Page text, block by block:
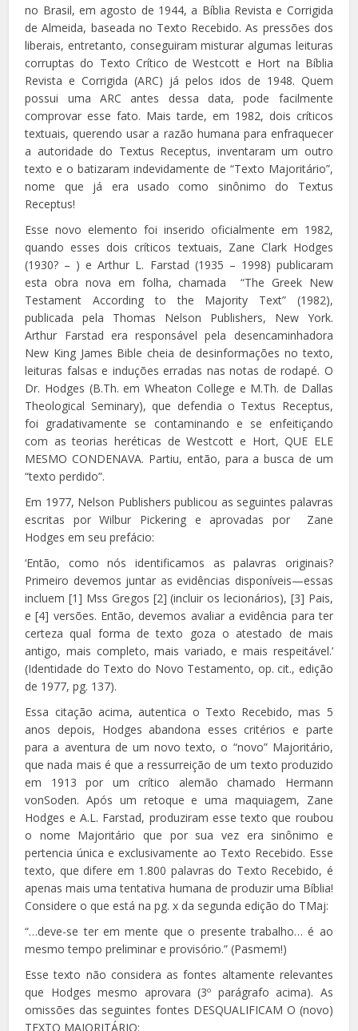
no Brasil, em agosto de 1944, a Bíblia Revista e Corrigida
de Almeida, baseada no Texto Recebido. As pressões dos
liberais, entretanto, conseguiram misturar algumas leituras
corruptas do Texto Crítico de Westcott e Hort na Bíblia
Revista e Corrigida (ARC) já pelos idos de 1948. Quem
possui uma ARC antes dessa data, pode facilmente
comprovar esse fato. Mais tarde, em 1982, dois críticos
textuais, querendo usar a razão humana para enfraquecer
a autoridade do Textus Receptus, inventaram um outro
texto e o batizaram indevidamente de “Texto Majoritário”,
nome que já era usado como sinônimo do Textus
Receptus!
Esse novo elemento foi inserido oficialmente em 1982,
quando esses dois críticos textuais, Zane Clark Hodges
(1930? – ) e Arthur L. Farstad (1935 – 1998) publicaram
esta obra nova em folha, chamada “The Greek New
Testament According to the Majority Text” (1982),
publicada pela Thomas Nelson Publishers, New York.
Arthur Farstad era responsável pela desencaminhadora
New King James Bible cheia de desinformações no texto,
leituras falsas e induções erradas nas notas de rodapé. O
Dr. Hodges (B.Th. em Wheaton College e M.Th. de Dallas
Theological Seminary), que defendia o Textus Receptus,
foi gradativamente se contaminando e se enfeitiçando
com as teorias heréticas de Westcott e Hort, QUE ELE
MESMO CONDENAVA. Partiu, então, para a busca de um
“texto perdido”.
Em 1977, Nelson Publishers publicou as seguintes palavras
escritas por Wilbur Pickering e aprovadas por Zane
Hodges em seu prefácio:
‘Então, como nós identificamos as palavras originais?
Primeiro devemos juntar as evidências disponíveis—essas
incluem [1] Mss Gregos [2] (incluir os lecionários), [3] Pais,
e [4] versões. Então, devemos avaliar a evidência para ter
certeza qual forma de texto goza o atestado de mais
antigo, mais completo, mais variado, e mais respeitável.’
(Identidade do Texto do Novo Testamento, op. cit., edição
de 1977, pg. 137).
Essa citação acima, autentica o Texto Recebido, mas 5
anos depois, Hodges abandona esses critérios e parte
para a aventura de um novo texto, o “novo” Majoritário,
que nada mais é que a ressurreição de um texto produzido
em 1913 por um crítico alemão chamado Hermann
vonSoden. Após um retoque e uma maquiagem, Zane
Hodges e A.L. Farstad, produziram esse texto que roubou
o nome Majoritário que por sua vez era sinônimo e
pertencia única e exclusivamente ao Texto Recebido. Esse
texto, que difere em 1.800 palavras do Texto Recebido, é
apenas mais uma tentativa humana de produzir uma Bíblia!
Considere o que está na pg. x da segunda edição do TMaj:
“…deve-se ter em mente que o presente trabalho… é ao
mesmo tempo preliminar e provisório.” (Pasmem!)
Esse texto não considera as fontes altamente relevantes
que Hodges mesmo aprovara (3º parágrafo acima). As
omissões das seguintes fontes DESQUALIFICAM O (novo)
TEXTO MAJORITÁRIO: